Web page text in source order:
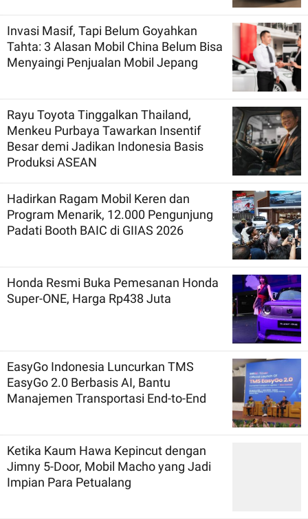
Invasi Masif, Tapi Belum Goyahkan
Tahta: 3 Alasan Mobil China Belum Bisa
Menyaingi Penjualan Mobil Jepang
Rayu Toyota Tinggalkan Thailand,
Menkeu Purbaya Tawarkan Insentif
Besar demi Jadikan Indonesia Basis
Produksi ASEAN
Hadirkan Ragam Mobil Keren dan
Program Menarik, 12.000 Pengunjung
Padati Booth BAIC di GIIAS 2026
Honda Resmi Buka Pemesanan Honda
Super-ONE, Harga Rp438 Juta
EasyGo Indonesia Luncurkan TMS
EasyGo 2.0 Berbasis AI, Bantu
Manajemen Transportasi End-to-End
Ketika Kaum Hawa Kepincut dengan
Jimny 5-Door, Mobil Macho yang Jadi
Impian Para Petualang